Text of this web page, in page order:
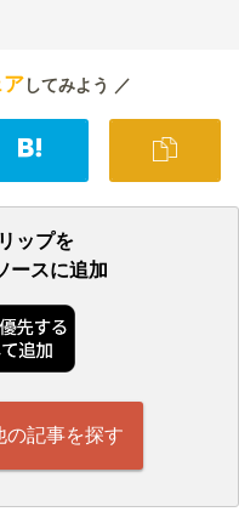
してみよう ／
ップを
ースに追加
の記事を探す